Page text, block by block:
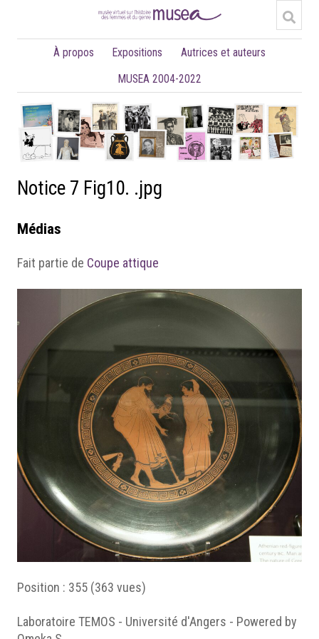
À propos Expositions
Autrices et auteurs
MUSEA 2004-2022
Notice 7 Fig10. .jpg
Médias
Fait partie de Coupe attique
Position : 355 (363 vues)
Laboratoire TEMOS - Université d'Angers - Powered by